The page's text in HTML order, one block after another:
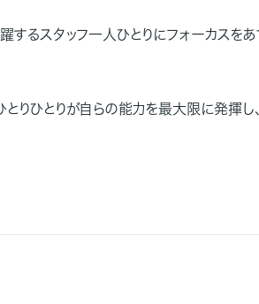
するスタッフ一人ひとりにフォーカスを
りひとりが自らの能力を最大限に発揮し